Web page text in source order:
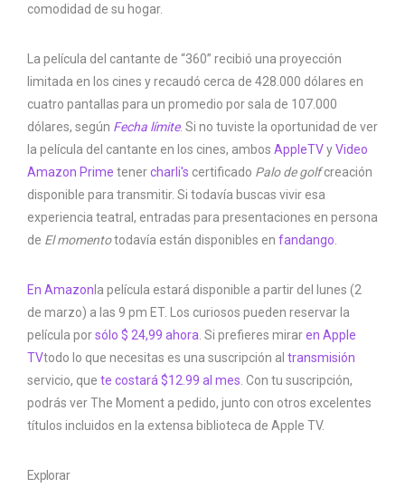
comodidad de su hogar.
La película del cantante de “360” recibió una proyección
limitada en los cines y recaudó cerca de 428.000 dólares en
cuatro pantallas para un promedio por sala de 107.000
dólares, según Fecha límite. Si no tuviste la oportunidad de ver
la película del cantante en los cines, ambos AppleTVyVideo
Amazon Prime tenercharli's certificado Palo de golfcreación
disponible para transmitir. Si todavía buscas vivir esa
experiencia teatral, entradas para presentaciones en persona
de El momentotodavía están disponibles en fandango
En Amazon la película estará disponible a partir del lunes (2
de marzo) a las 9 pm ET. Los curiosos pueden reservar la
película porsólo $ 24,99 ahora . Si prefieres miraren Apple
TVtodo lo que necesitas es una suscripción al transmisión
servicio, que te costará $12.99 al mes . Con tu suscripción,
podrás ver The Moment a pedido, junto con otros excelentes
títulos incluidos en la extensa biblioteca de Apple TV.
Explorar